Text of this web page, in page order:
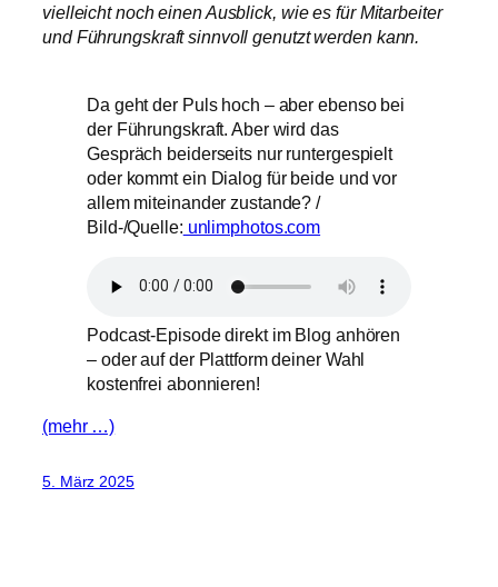
vielleicht noch einen Ausblick, wie es für Mitarbeiter
und Führungskraft sinnvoll genutzt werden kann.
Da geht der Puls hoch – aber ebenso bei
der Führungskraft. Aber wird das
Gespräch beiderseits nur runtergespielt
oder kommt ein Dialog für beide und vor
allem miteinander zustande? /
Bild-/Quelle: unlimphotos.com
Podcast-Episode direkt im Blog anhören
– oder auf der Plattform deiner Wahl
kostenfrei abonnieren!
(mehr …)
5. März 2025